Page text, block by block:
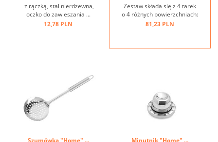
z rączką, stal nierdzewna,
oczko do zawieszania ...
12,78 PLN
Zestaw składa się z 4 tarek
o 4 różnych powierzchniach:
grubej, średniej, koronowej i
czekolady, gałki
81,23 PLN
Szumówka "Home" ... Minutnik "Home" ...